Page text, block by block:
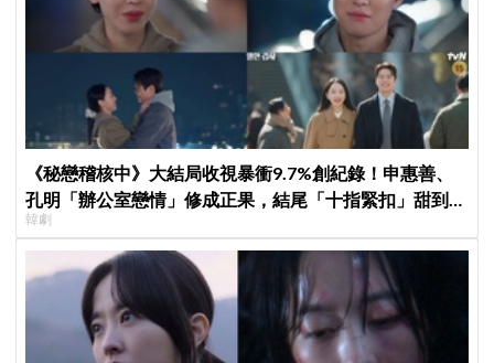
《秘戀稽核中》大結局收視暴衝9.7%創紀錄！申惠善、
孔明「辦公室戀情」修成正果，結尾「十指緊扣」甜到蛀
牙
韓劇